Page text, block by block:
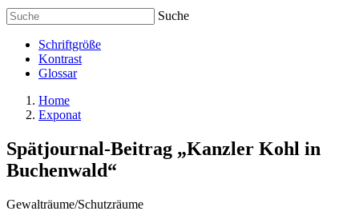
Suche
Schriftgröße
Kontrast
Glossar
Home
Exponat
Spätjournal-Beitrag „Kanzler Kohl in
Buchenwald“
Gewalträume/Schutzräume